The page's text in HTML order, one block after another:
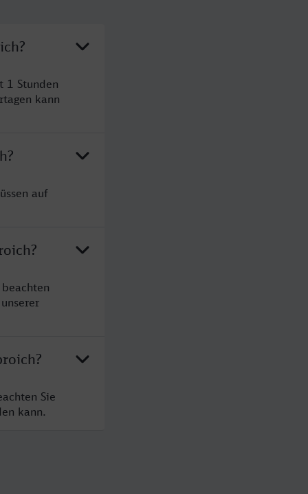
1 Stunden
kann
auf
Sie
kann.